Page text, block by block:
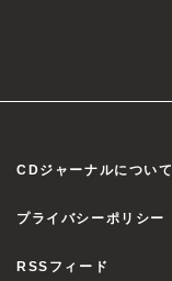
CDジャーナルについて
プライバシーポリシー
RSSフィード